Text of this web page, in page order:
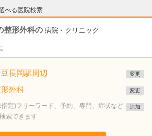
べる医院検索
び
整形外科の 病院・クリニック
長岡駅周辺 変更
外科 変更
指定)フリーワード、予約、専門、症状など
索できます
追加